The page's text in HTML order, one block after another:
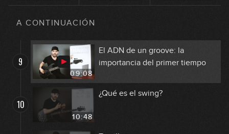
A CONTINUACIÓN
8
Creación de grooves a partir de
9
09:08
El ADN de un groove: la
importancia del primer tiempo
10
10:48
¿Qué es el swing?